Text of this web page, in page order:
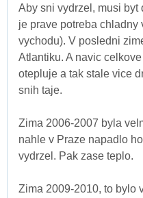
Aby sni vydrzel, musi byt
je prave potreba chladny
vychodu). V posledni
Atlantiku. A navic
otepluje a tak stale vice
snih taje.
Zima 2006-2007 byla
nahle v Praze napadlo
vydrzel. Pak zase teplo.
Zima 2009-2010, to bylo